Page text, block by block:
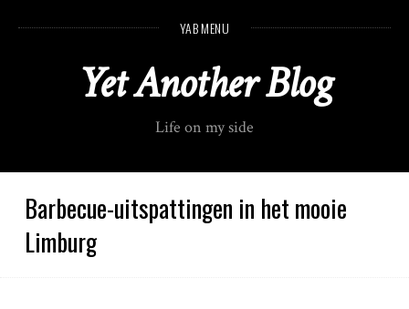
n
YAB MENU
Yet Another Blog
Life on my side
Barbecue-uitspattingen in het mooie
Limburg